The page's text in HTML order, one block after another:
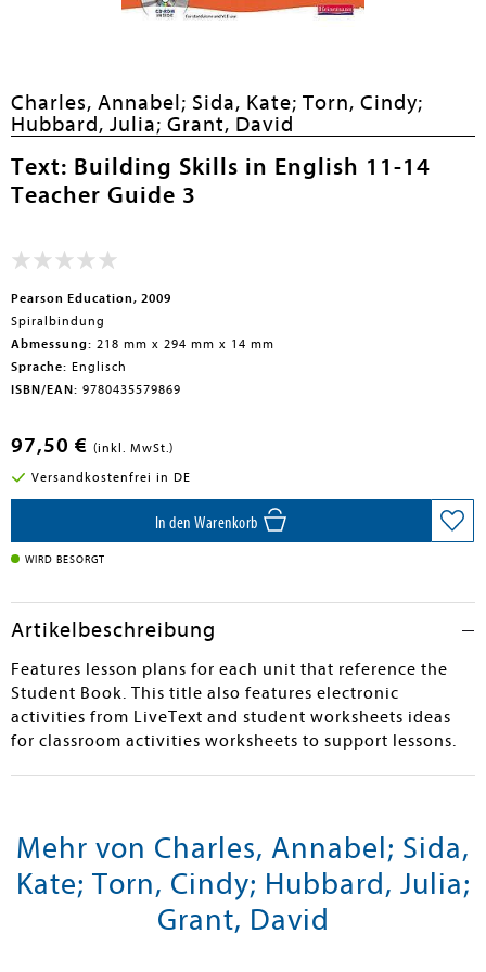
Charles, Annabel; Sida, Kate; Torn, Cindy;
Hubbard, Julia; Grant, David
Text: Building Skills in English 11-14
Teacher Guide 3
Pearson Education, 2009
Spiralbindung
Abmessung: 218 mm x 294 mm x 14 mm
Sprache: Englisch
ISBN/EAN: 9780435579869
97,50 € (inkl. MwSt.)
Versandkostenfrei in DE
In den Warenkorb
WIRD BESORGT
Artikelbeschreibung
Features lesson plans for each unit that reference the
Student Book. This title also features electronic
activities from LiveText and student worksheets ideas
for classroom activities worksheets to support lessons.
Mehr von Charles, Annabel; Sida,
Kate; Torn, Cindy; Hubbard, Julia;
Grant, David